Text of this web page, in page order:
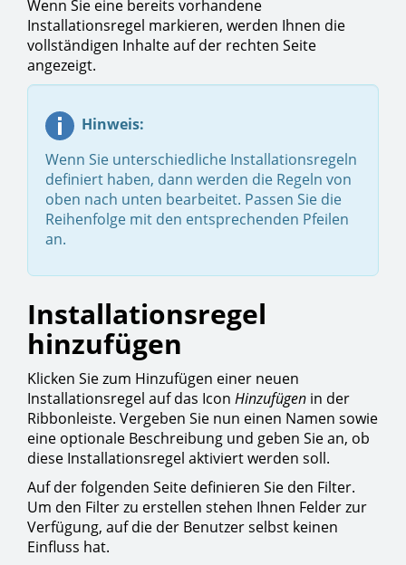
Wenn Sie eine bereits vorhandene
Installationsregel markieren, werden Ihnen die
vollständigen Inhalte auf der rechten Seite
angezeigt.
Hinweis:
Wenn Sie unterschiedliche Installationsregeln
definiert haben, dann werden die Regeln von
oben nach unten bearbeitet. Passen Sie die
Reihenfolge mit den entsprechenden Pfeilen
an.
Installationsregel
hinzufügen
Klicken Sie zum Hinzufügen einer neuen
Installationsregel auf das Icon Hinzufügen in der
Ribbonleiste. Vergeben Sie nun einen Namen sowie
eine optionale Beschreibung und geben Sie an, ob
diese Installationsregel aktiviert werden soll.
Auf der folgenden Seite definieren Sie den Filter.
Um den Filter zu erstellen stehen Ihnen Felder zur
Verfügung, auf die der Benutzer selbst keinen
Einfluss hat.